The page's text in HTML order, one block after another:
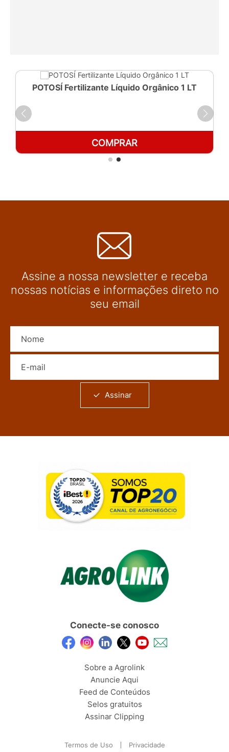
POTOSÍ Fertilizante Líquido Orgânico 1 LT
COMPRAR
Assine a nossa newsletter e receba
nossas notícias e informações direto no
seu email
Assinar
Conecte-se conosco
Sobre a Agrolink
Anuncie Aqui
Feed de Conteúdos
Selos gratuitos
Assinar Clipping
Termos de Uso Privacidade